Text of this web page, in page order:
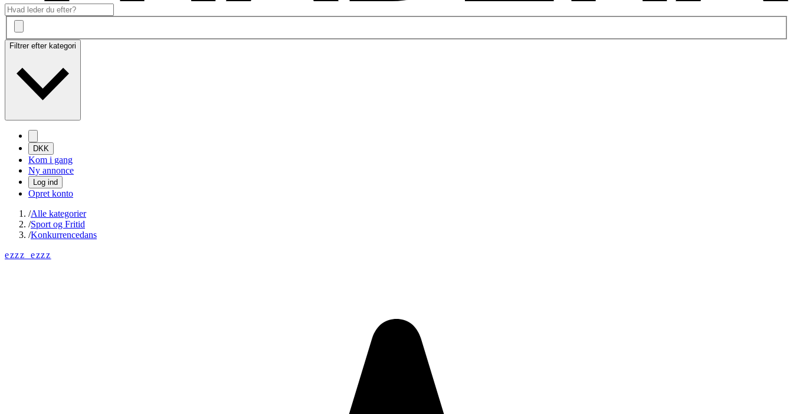
Filtrer efter kategori
DKK
Kom i gang
Ny annonce
Log ind
Opret konto
/Alle kategorier
/Sport og Fritid
/Konkurrencedans
ezzz_ezzz